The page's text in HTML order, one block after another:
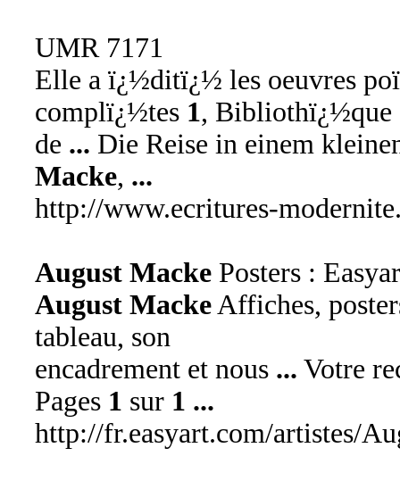
UMR 7171
Elle a ï¿½ditï¿½ les oeuvres
complï¿½tes 1, Bibliothï¿½que
de ... Die Reise in einem
Macke, ...
http://www.ecritures-
August MackePosters :
August MackeAffiches,
tableau, son
encadrement et nous ... Votre
Pages 1 sur 1 ...
http://fr.easyart.com/artistes/